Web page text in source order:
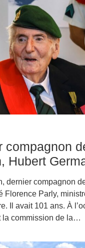
compagnon
Hubert
dernier compagnon
Florence Parly,
Il avait 101 ans. À
la commission de la…